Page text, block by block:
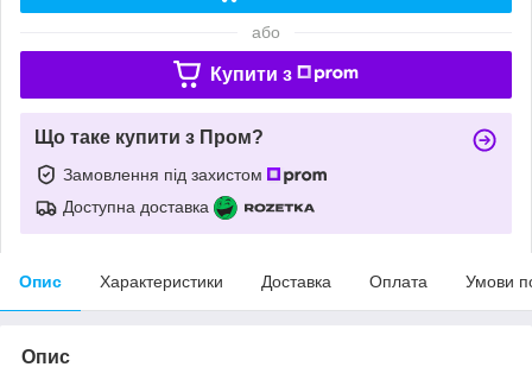
або
Купити з
Що таке купити з Пром?
Замовлення під захистом
Доступна доставка
Опис Характеристики Доставка Оплата Умови
Опис